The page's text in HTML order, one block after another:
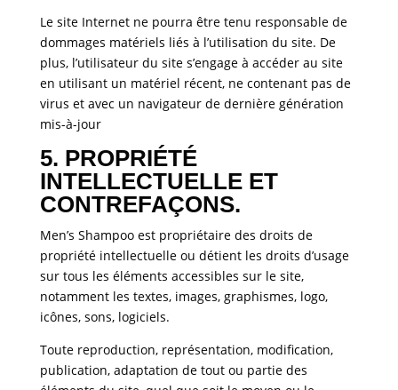
Le site Internet ne pourra être tenu responsable de
dommages matériels liés à l’utilisation du site. De
plus, l’utilisateur du site s’engage à accéder au site
en utilisant un matériel récent, ne contenant pas de
virus et avec un navigateur de dernière génération
mis-à-jour
5. PROPRIÉTÉ
INTELLECTUELLE ET
CONTREFAÇONS.
Men’s Shampoo est propriétaire des droits de
propriété intellectuelle ou détient les droits d’usage
sur tous les éléments accessibles sur le site,
notamment les textes, images, graphismes, logo,
icônes, sons, logiciels.
Toute reproduction, représentation, modification,
publication, adaptation de tout ou partie des